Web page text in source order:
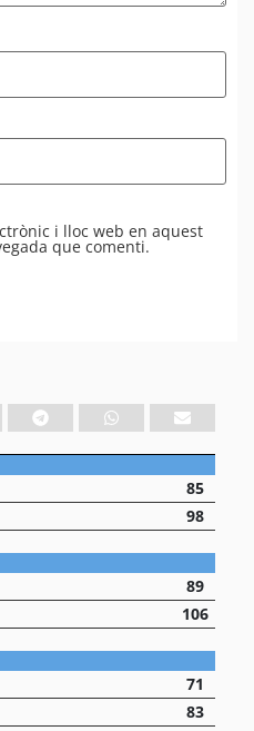
i lloc web en aquest
que comenti.
85
98
89
106
71
83